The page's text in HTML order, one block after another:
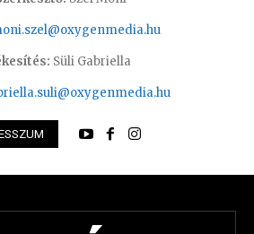
Süli Gabriella